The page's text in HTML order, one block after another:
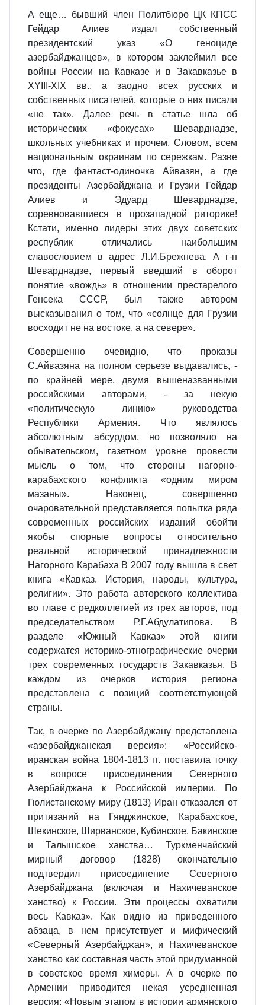
А еще… бывший член Политбюро ЦК КПСС
Гейдар Алиев издал собственный
президентский указ «О геноциде
азербайджанцев», в котором заклеймил все
войны России на Кавказе и в Закавказье в
XYIII-XIX вв., а заодно всех русских и
собственных писателей, которые о них писали
«не так». Далее речь в статье шла об
исторических «фокусах» Шеварднадзе,
школьных учебниках и прочем. Словом, всем
национальным окраинам по сережкам. Разве
что, где фантаст-одиночка Айвазян, а где
президенты Азербайджана и Грузии Гейдар
Алиев и Эдуард Шеварднадзе,
соревновавшиеся в прозападной риторике!
Кстати, именно лидеры этих двух советских
республик отличались наибольшим
славословием в адрес Л.И.Брежнева. А г-н
Шеварднадзе, первый введший в оборот
понятие «вождь» в отношении престарелого
Генсека СССР, был также автором
высказывания о том, что «солнце для Грузии
восходит не на востоке, а на севере».
Совершенно очевидно, что проказы
С.Айвазяна на полном серьезе выдавались, -
по крайней мере, двумя вышеназванными
российскими авторами, - за некую
«политическую линию» руководства
Республики Армения. Что являлось
абсолютным абсурдом, но позволяло на
обывательском, газетном уровне провести
мысль о том, что стороны нагорно-
карабахского конфликта «одним миром
мазаны». Наконец, совершенно
очаровательной представляется попытка ряда
современных российских изданий обойти
якобы спорные вопросы относительно
реальной исторической принадлежности
Нагорного Карабаха В 2007 году вышла в свет
книга «Кавказ. История, народы, культура,
религии». Это работа авторского коллектива
во главе с редколлегией из трех авторов, под
председательством Р.Г.Абдулатипова. В
разделе «Южный Кавказ» этой книги
содержатся историко-этнографические очерки
трех современных государств Закавказья. В
каждом из очерков история региона
представлена с позиций соответствующей
страны.
Так, в очерке по Азербайджану представлена
«азербайджанская версия»: «Российско-
иранская война 1804-1813 гг. поставила точку
в вопросе присоединения Северного
Азербайджана к Российской империи. По
Гюлистанскому миру (1813) Иран отказался от
притязаний на Гянджинское, Карабахское,
Шекинское, Ширванское, Кубинское, Бакинское
и Талышское ханства… Туркменчайский
мирный договор (1828) окончательно
подтвердил присоединение Северного
Азербайджана (включая и Нахичеванское
ханство) к России. Эти процессы охватили
весь Кавказ». Как видно из приведенного
абзаца, в нем присутствует и мифический
«Северный Азербайджан», и Нахичеванское
ханство как составная часть этой придуманной
в советское время химеры. А в очерке по
Армении приводится некая усредненная
версия: «Новым этапом в истории армянского